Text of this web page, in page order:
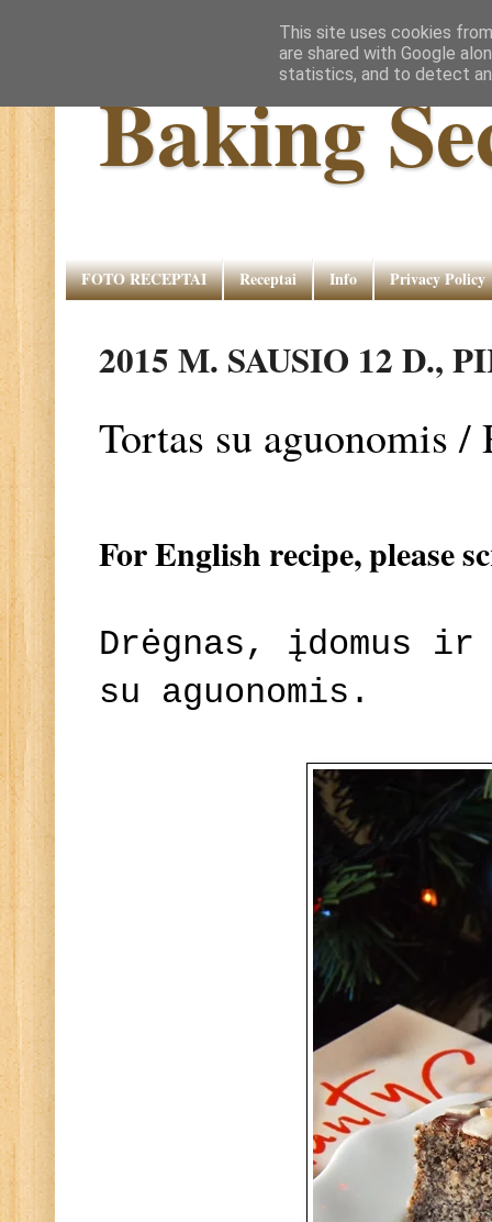
Baking
FOTO RECEPTAI Receptai Info Privacy Policy
2015 M. SAUSIO 12 D.,
Tortas su aguonomis /
For English recipe, please
Drėgnas, įdomus
su aguonomis.
This site uses cookies
are shared with Google
statistics, and to detect